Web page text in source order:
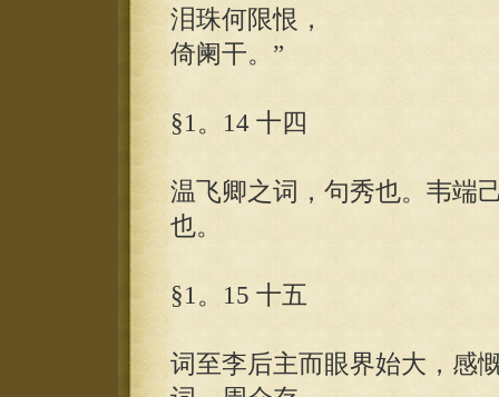
泪珠何限恨，
倚阑干。”
§1。14 十四
温飞卿之词，句秀也。韦端
也。
§1。15 十五
词至李后主而眼界始大，感